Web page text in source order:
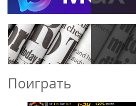
Поиграть